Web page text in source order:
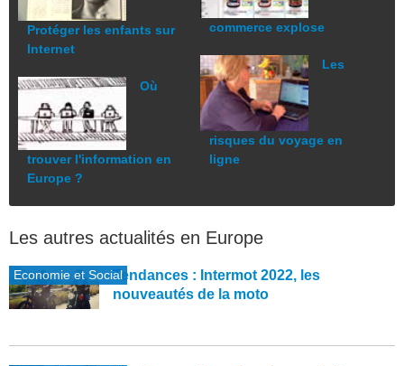
Protéger les enfants sur
Internet
Où
trouver l'information en
Europe ?
commerce explose
Les
risques du voyage en
ligne
Les autres actualités en Europe
Economie et SocialTendances : Intermot 2022, les
nouveautés de la moto